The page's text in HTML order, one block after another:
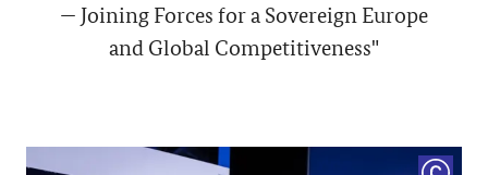
— Joining Forces for a Sovereign Europe
and Global Competitiveness"